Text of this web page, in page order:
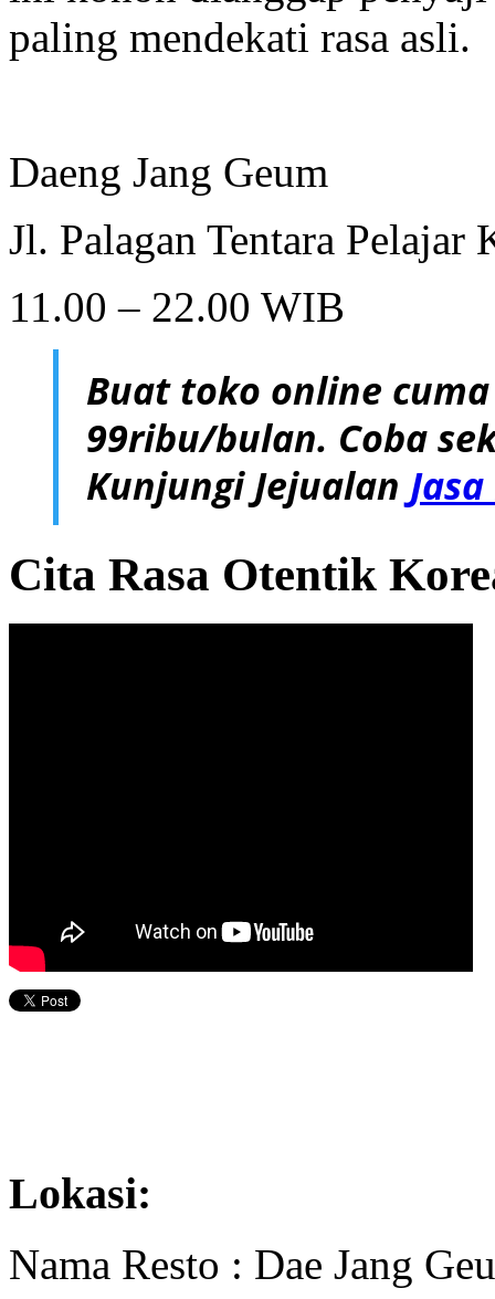
paling mendekati rasa asli.
Daeng Jang Geum
Jl. Palagan Tentara Pelajar
11.00 – 22.00 WIB
Buat toko online
99ribu/bulan. Coba
Kunjungi Jejualan
Cita Rasa Otentik
Lokasi:
Nama Resto : Dae Jang